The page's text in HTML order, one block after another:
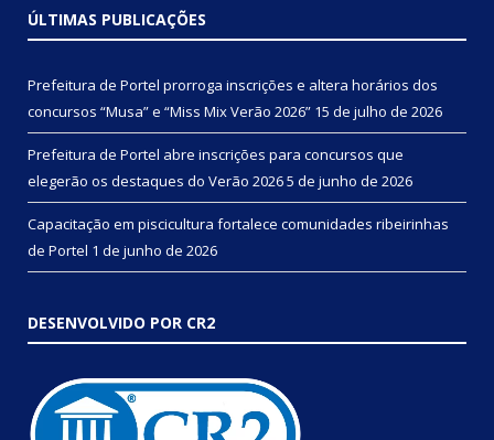
ÚLTIMAS PUBLICAÇÕES
Prefeitura de Portel prorroga inscrições e altera horários dos
concursos “Musa” e “Miss Mix Verão 2026” 15 de julho de 2026
Prefeitura de Portel abre inscrições para concursos que
elegerão os destaques do Verão 20265 de junho de 2026
Capacitação em piscicultura fortalece comunidades ribeirinhas
de Portel 1 de junho de 2026
DESENVOLVIDO POR CR2